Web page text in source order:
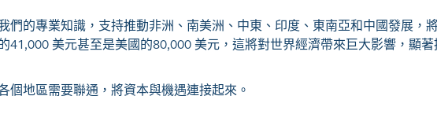
們的專業知識，支持推動非洲、南美洲、中東、印度、東南亞和中國發展，
41,000 美元甚至是美國的80,000 美元，這將對世界經濟帶來巨大影響，顯
個地區需要聯通，將資本與機遇連接起來。